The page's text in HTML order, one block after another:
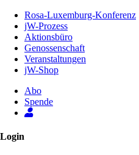
Inhalt
Seite
Rosa-Luxemburg-Konferenz
jW-Prozess
Aktionsbüro
Genossenschaft
Veranstaltungen
jW-Shop
Abo
Spende
Login